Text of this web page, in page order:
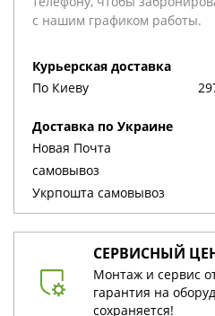
с нашим графиком работы.
Курьерская доставка
По Киеву
Доставка по Украине
Новая Почта
cамовывоз
Укрпошта cамовывоз
СЕРВИСНЫЙ
Монтаж и сервис
гарантия на
сохраняется!